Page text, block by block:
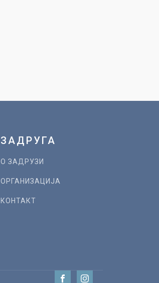
ЗАДРУГА
О ЗАДРУЗИ
ОРГАНИЗАЦИЈА
КОНТАКТ